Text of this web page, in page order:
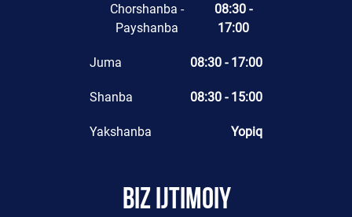
Chorshanba -
Payshanba
08:30 -
17:00
Juma 08:30 - 17:00
Shanba 08:30 - 15:00
Yakshanba Yopiq
Biz ijtimoiy